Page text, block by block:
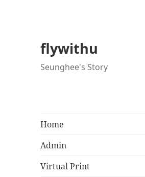
flywithu
Seunghee's Story
Home
Admin
Virtual Print